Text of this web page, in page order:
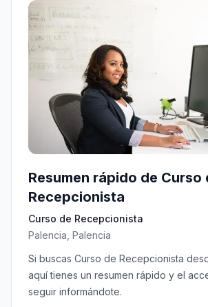
Resumen rápido de Curso
Recepcionista
Curso de Recepcionista
Palencia, Palencia
Si buscas Curso de Recepcionista
aquí tienes un resumen rápido y el
seguir informándote.